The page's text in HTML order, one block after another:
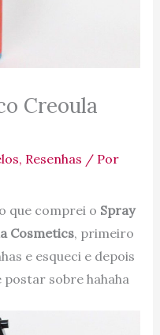
Creoula
, Resenhas / Por
que comprei o Spray
Cosmetics, primeiro
e esqueci e depois
postar sobre hahaha